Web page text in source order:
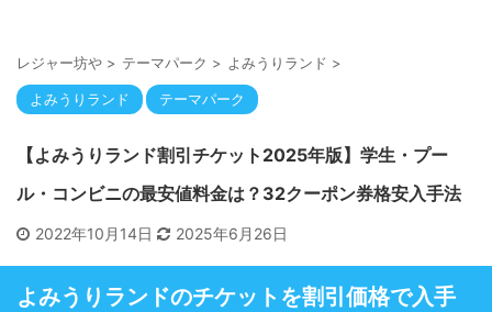
レジャー坊や > テーマパーク > よみうりランド >
よみうりランド テーマパーク
【よみうりランド割引チケット2025年版】学生・プー
ル・コンビニの最安値料金は？32クーポン券格安入手法
2022年10月14日 2025年6月26日
よみうりランドのチケットを割引価格で入手